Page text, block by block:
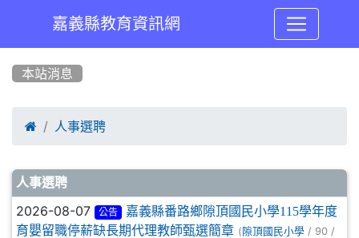
嘉義縣教育資訊網
本站消息
 人事選聘
文章列表
人事選聘
2026-08-07 公告
嘉義縣番路鄉隙頂國民小學115學年度
育嬰留職停薪缺長期代理教師甄選簡章 (隙頂國民小學 / 90 /